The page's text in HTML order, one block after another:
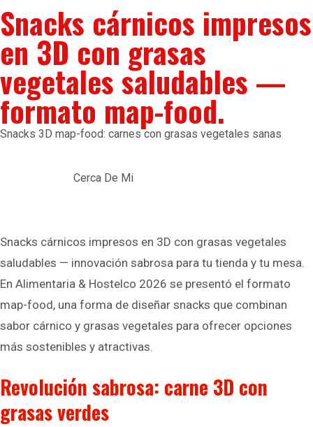
Snacks cárnicos impresos
en 3D con grasas
vegetales saludables —
formato map-food.
Snacks 3D map-food: carnes con grasas vegetales sanas
Cerca De Mi
Snacks cárnicos impresos en 3D con grasas vegetales
saludables — innovación sabrosa para tu tienda y tu mesa.
En Alimentaria & Hostelco 2026 se presentó el formato
map-food, una forma de diseñar snacks que combinan
sabor cárnico y grasas vegetales para ofrecer opciones
más sostenibles y atractivas.
Revolución sabrosa: carne 3D con
grasas verdes